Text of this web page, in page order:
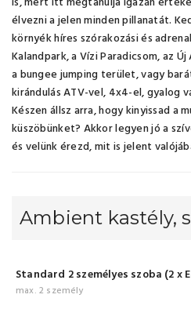
élvezni a jelen minden pillanatát.
környék híres szórakozási és
Kalandpark, a Vízi Paradicsom, az
a bungee jumping terület, vagy
kirándulás ATV-vel, 4x4-el, gyalog
Készen állsz arra, hogy kinyissad a
küszöbünket? Akkor legyen jó a
és velünk érezd, mit is jelent
Ambient kastély,
Standard 2 személyes szoba (2 x
max. 2 személy